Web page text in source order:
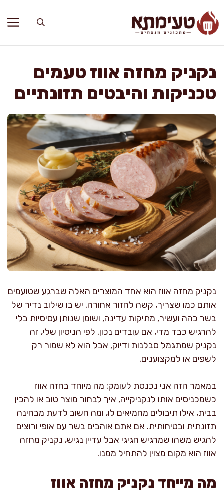
לתוכן
נקניק מחזה אווז טעמים
טכניקות והיבטים תזונתיים
נקניק מחזה אווז הוא אחד המוצרים האלה שברגע שטועמים
אותם כמו שצריך, קשה לחזור אחורה. יש בו שילוב נדיר של
בשר כהה ועשיר, מתיקות עדינה, ושומן שנותן עסיסיות בלי
להרגיש כבד מדי, אם עובדים נכון. לפי הניסיון שלי, זה
נקניק שמתגמל סבלנות ודיוק, אבל הוא לא שמור רק
לשפים או למקצוענים.
במאמר הזה אני נכנסת לעומק: מה מיוחד בחזה אווז
כשמכניסים אותו לנקניקייה, איך לבחור מוצר טוב או להכין
בבית, אילו תיבולים מחמיאים לו, ומה חשוב לדעת מבחינה
תזונתית ובטיחותית. אם אתם אוהבים בשר עם אופי ורוצים
להגיש משהו שמרגיש חגיגי אבל עדיין נגיש, נקניק מחזה
אווז הוא מקום מצוין להתחיל ממנו.
מה מייחד נקניק מחזה אווז